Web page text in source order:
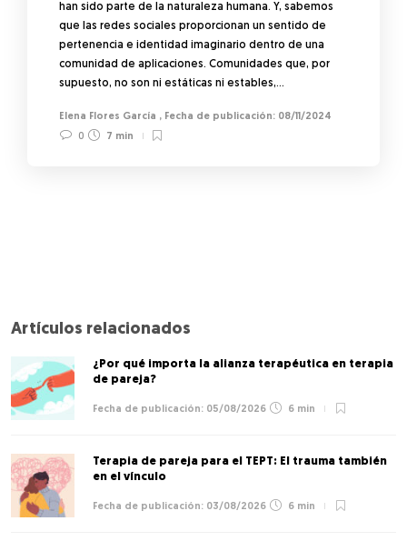
han sido parte de la naturaleza humana. Y, sabemos
que las redes sociales proporcionan un sentido de
pertenencia e identidad imaginario dentro de una
comunidad de aplicaciones. Comunidades que, por
supuesto, no son ni estáticas ni estables,…
Elena Flores García ,
08/11/2024
0
7 min
Artículos relacionados
¿Por qué importa la alianza terapéutica en terapia
de pareja?
05/08/2026 6 min
Terapia de pareja para el TEPT: El trauma también
en el vínculo
03/08/2026 6 min